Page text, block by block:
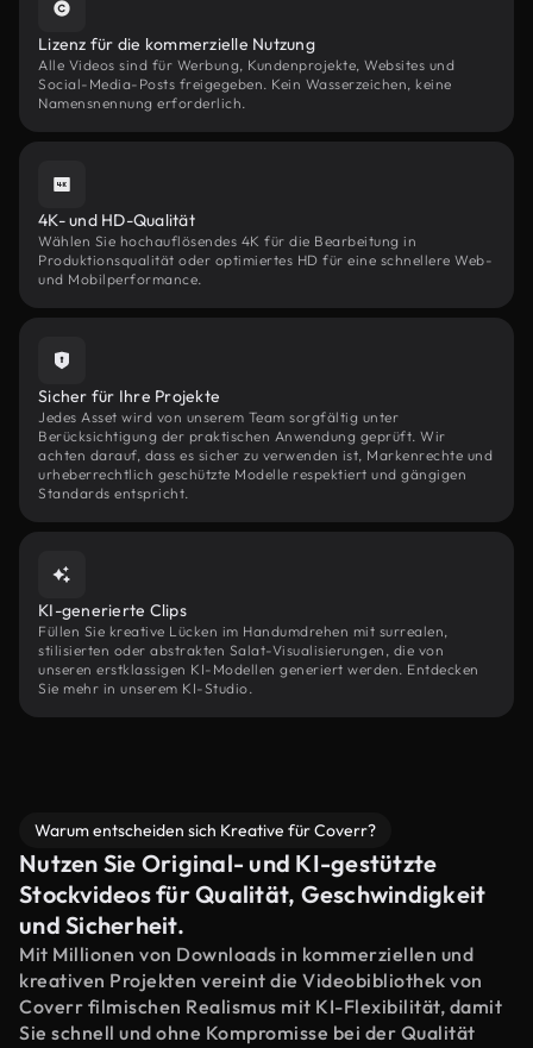
Lizenz für die kommerzielle Nutzung
Alle Videos sind für Werbung, Kundenprojekte, Websites und
Social-Media-Posts freigegeben. Kein Wasserzeichen, keine
Namensnennung erforderlich.
4K- und HD-Qualität
Wählen Sie hochauflösendes 4K für die Bearbeitung in
Produktionsqualität oder optimiertes HD für eine schnellere Web-
und Mobilperformance.
Sicher für Ihre Projekte
Jedes Asset wird von unserem Team sorgfältig unter
Berücksichtigung der praktischen Anwendung geprüft. Wir
achten darauf, dass es sicher zu verwenden ist, Markenrechte und
urheberrechtlich geschützte Modelle respektiert und gängigen
Standards entspricht.
KI-generierte Clips
Füllen Sie kreative Lücken im Handumdrehen mit surrealen,
stilisierten oder abstrakten Salat-Visualisierungen, die von
unseren erstklassigen KI-Modellen generiert werden. Entdecken
Sie mehr in unserem KI-Studio.
Warum entscheiden sich Kreative für Coverr?
Nutzen Sie Original- und KI-gestützte
Stockvideos für Qualität, Geschwindigkeit
und Sicherheit.
Mit Millionen von Downloads in kommerziellen und
kreativen Projekten vereint die Videobibliothek von
Coverr filmischen Realismus mit KI-Flexibilität, damit
Sie schnell und ohne Kompromisse bei der Qualität